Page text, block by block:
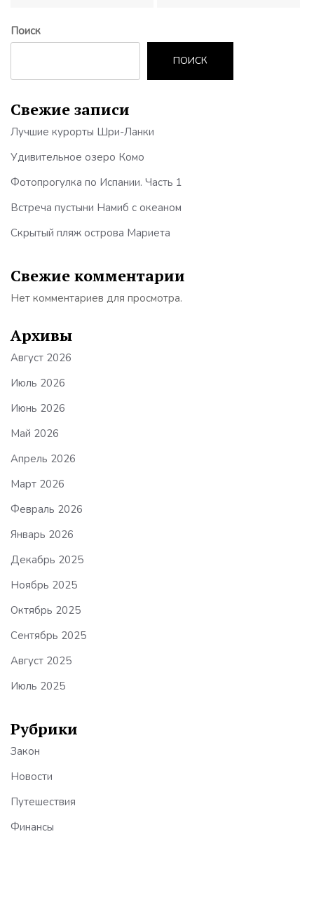
Поиск
ПОИСК
Свежие записи
Лучшие курорты Шри-Ланки
Удивительное озеро Комо
Фотопрогулка по Испании. Часть 1
Встреча пустыни Намиб с океаном
Скрытый пляж острова Мариета
Свежие комментарии
Нет комментариев для просмотра.
Архивы
Август 2026
Июль 2026
Июнь 2026
Май 2026
Апрель 2026
Март 2026
Февраль 2026
Январь 2026
Декабрь 2025
Ноябрь 2025
Октябрь 2025
Сентябрь 2025
Август 2025
Июль 2025
Рубрики
Закон
Новости
Путешествия
Финансы